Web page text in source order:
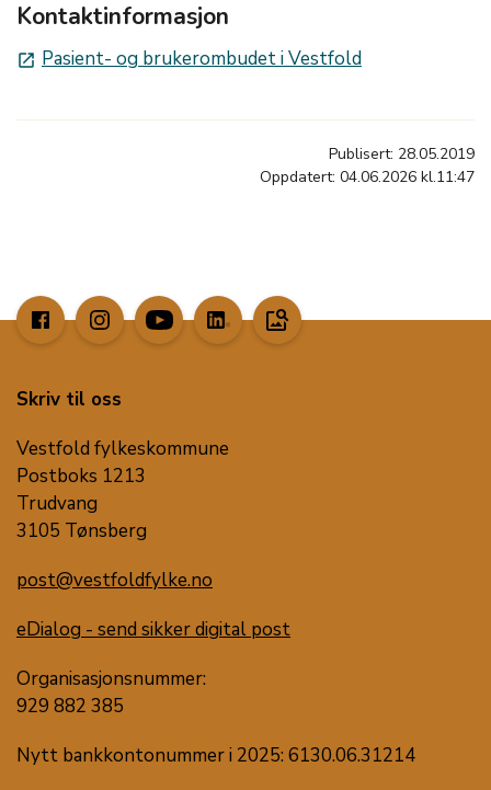
Kontaktinformasjon
launch Pasient- og brukerombudet i Vestfold
Publisert: 28.05.2019
Oppdatert: 04.06.2026 kl.11:47
image_search
Skriv til oss
Vestfold fylkeskommune
Postboks 1213
Trudvang
3105 Tønsberg
post@vestfoldfylke.no
eDialog - send sikker digital post
Organisasjonsnummer:
929 882 385
Nytt bankkontonummer i 2025: 6130.06.31214